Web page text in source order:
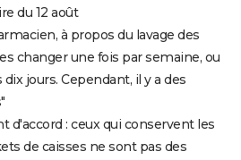
du 12 août
à propos du lavage des
changer une fois par semaine, ou
jours. Cependant, il y a des
d'accord : ceux qui conservent les
de caisses ne sont pas des